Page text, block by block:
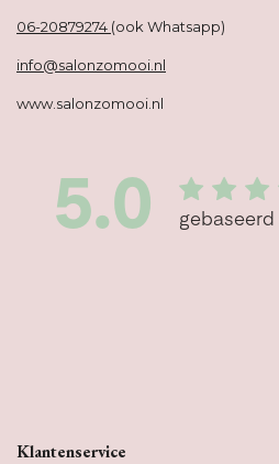
06-20879274 (ook Whatsapp)
info@salonzomooi.nl
www.salonzomooi.nl
Klantenservice